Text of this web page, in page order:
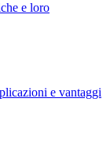
e loro
e vantaggi